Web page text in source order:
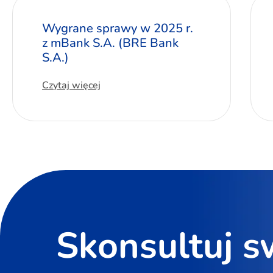
Wygrane sprawy w 2025 r.
z mBank S.A. (BRE Bank
S.A.)
Czytaj więcej
Skonsultuj